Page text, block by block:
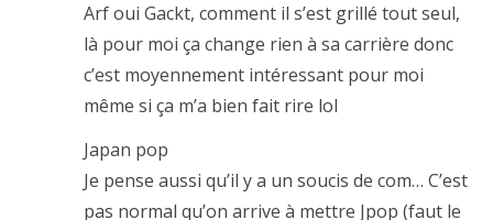
Arf oui Gackt, comment il s’est grillé tout seul,
là pour moi ça change rien à sa carrière donc
c’est moyennement intéressant pour moi
même si ça m’a bien fait rire lol
Japan pop
Je pense aussi qu’il y a un soucis de com… C’est
pas normal qu’on arrive à mettre Jpop (faut le